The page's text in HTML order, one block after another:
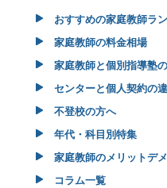
おすすめの家庭教師ラ
家庭教師の料金相場
家庭教師と個別指導塾
センターと個人契約の
不登校の方へ
年代・科目別特集
家庭教師のメリットデ
コラム一覧